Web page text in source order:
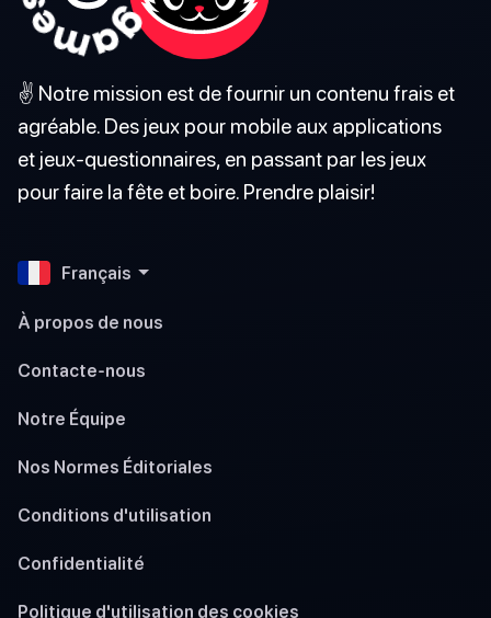
✌️ Notre mission est de fournir un contenu frais et
agréable. Des jeux pour mobile aux applications
et jeux-questionnaires, en passant par les jeux
pour faire la fête et boire. Prendre plaisir!
Français
À propos de nous
Contacte-nous
Notre Équipe
Nos Normes Éditoriales
Conditions d'utilisation
Confidentialité
Politique d'utilisation des cookies